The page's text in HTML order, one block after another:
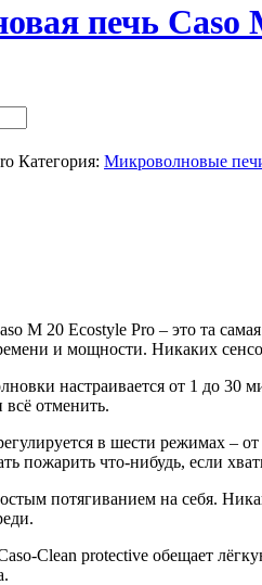
печь Caso
Категория: Микроволновые
M 20 Ecostyle Pro – это та
и мощности. Никаких
настраивается от 1 до 30
отменить.
в шести режимах –
пожарить что-нибудь, если
потягиванием на себя.
Clean protective обещает